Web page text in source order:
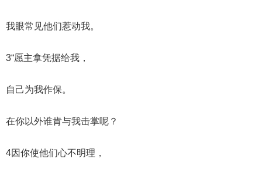
我眼常见他们惹动我。
3“愿主拿凭据给我，
自己为我作保。
在你以外谁肯与我击掌呢？
4因你使他们心不明理，